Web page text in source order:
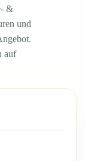
&
und
auf